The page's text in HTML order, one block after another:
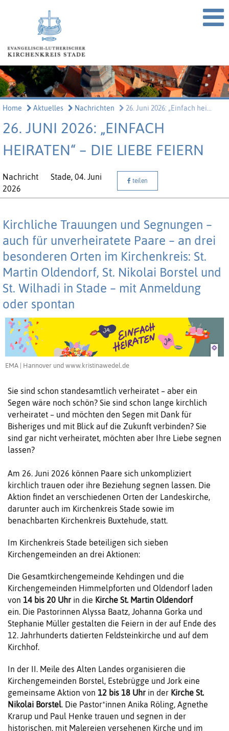
Home Aktuelles Nachrichten 26. Juni 2026: „Einfach hei...
26. JUNI 2026: „EINFACH
HEIRATEN“ – DIE LIEBE FEIERN
Nachricht Stade, 04. Juni
2026
teilen
Kirchliche Trauungen und Segnungen –
auch für unverheiratete Paare – an drei
besonderen Orten im Kirchenkreis: St.
Martin Oldendorf, St. Nikolai Borstel und
St. Wilhadi in Stade – mit Anmeldung
oder spontan
EMA | Hannover und www.kristinawedel.de
Sie sind schon standesamtlich verheiratet – aber ein
Segen wäre noch schön? Sie sind schon lange kirchlich
verheiratet – und möchten den Segen mit Dank für
Bisheriges und mit Blick auf die Zukunft verbinden? Sie
sind gar nicht verheiratet, möchten aber Ihre Liebe segnen
lassen?
Am 26. Juni 2026 können Paare sich unkompliziert
kirchlich trauen oder ihre Beziehung segnen lassen. Die
Aktion findet an verschiedenen Orten der Landeskirche,
darunter auch im Kirchenkreis Stade sowie im
benachbarten Kirchenkreis Buxtehude, statt.
Im Kirchenkreis Stade beteiligen sich sieben
Kirchengemeinden an drei Aktionen:
Die Gesamtkirchengemeinde Kehdingen und die
Kirchengemeinden Himmelpforten und Oldendorf laden
von 14 bis 20 Uhr in die Kirche St. Martin Oldendorf
ein. Die Pastorinnen Alyssa Baatz, Johanna Gorka und
Stephanie Müller gestalten die Feiern in der auf Ende des
12. Jahrhunderts datierten Feldsteinkirche und auf dem
Kirchhof.
In der II. Meile des Alten Landes organisieren die
Kirchengemeinden Borstel, Estebrügge und Jork eine
gemeinsame Aktion von 12 bis 18 Uhr in der Kirche St.
Nikolai Borstel. Die Pastor*innen Anika Röling, Agnethe
Krarup und Paul Henke trauen und segnen in der
historischen, mit Malereien versehenen Kirche und im